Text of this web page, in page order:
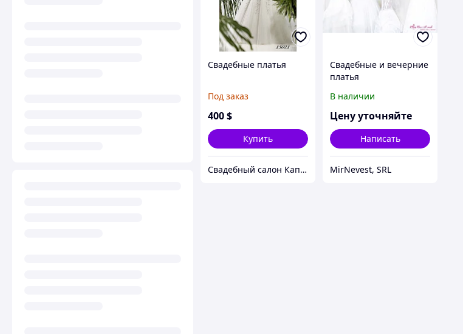
Свадебные платья
Под заказ
400$
Купить
Свадебный салон Каприз
Свадебные и вечерние
платья
В наличии
Цену уточняйте
Написать
MirNevest, SRL